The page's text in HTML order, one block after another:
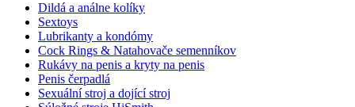
Dildá a análne kolíky
Sextoys
Lubrikanty a kondómy
Cock Rings & Natahovače semenníkov
Rukávy na penis a kryty na penis
Penis čerpadlá
Sexuální stroj a dojící stroj